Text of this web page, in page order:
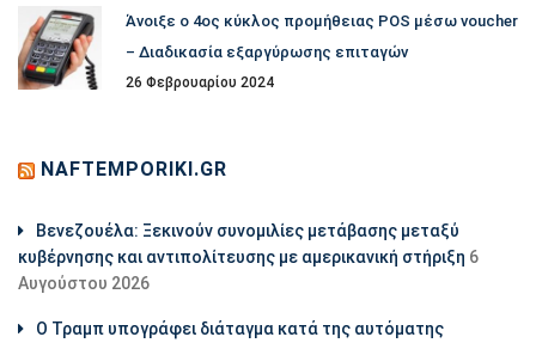
Άνοιξε ο 4ος κύκλος προμήθειας POS μέσω voucher
– Διαδικασία εξαργύρωσης επιταγών
26 Φεβρουαρίου 2024
NAFTEMPORIKI.GR
Βενεζουέλα: Ξεκινούν συνομιλίες μετάβασης μεταξύ
κυβέρνησης και αντιπολίτευσης με αμερικανική στήριξη 6
Αυγούστου 2026
Ο Τραμπ υπογράφει διάταγμα κατά της αυτόματης